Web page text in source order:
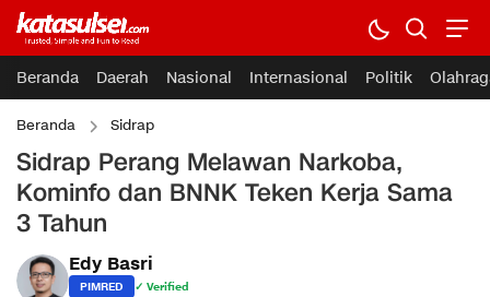
Beranda Daerah Nasional Internasional Politik
Beranda Sidrap
Sidrap Perang Melawan Narkoba,
Kominfo dan BNNK Teken Kerja Sama
3 Tahun
Edy Basri
PIMRED ✓ Verified